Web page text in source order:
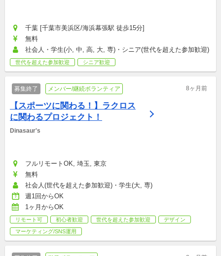
千葉 [千葉市美浜区/海浜幕張駅 徒歩15分]
無料
社会人・学生(小, 中, 高, 大, 専)・シニア(世代を超えた参加歓迎)
世代を超えた参加歓迎 シニア歓迎
募集終了 メンバー/継続ボランティア 8ヶ月前
【スポーツに関わる！】ラクロス
に関わるプロジェクト！
Dinasaur's
フルリモートOK, 埼玉, 東京
無料
社会人(世代を超えた参加歓迎)・学生(大, 専)
週1回からOK
1ヶ月からOK
リモート可 初心者歓迎 世代を超えた参加歓迎
デザイン
マーケティング/SNS運用